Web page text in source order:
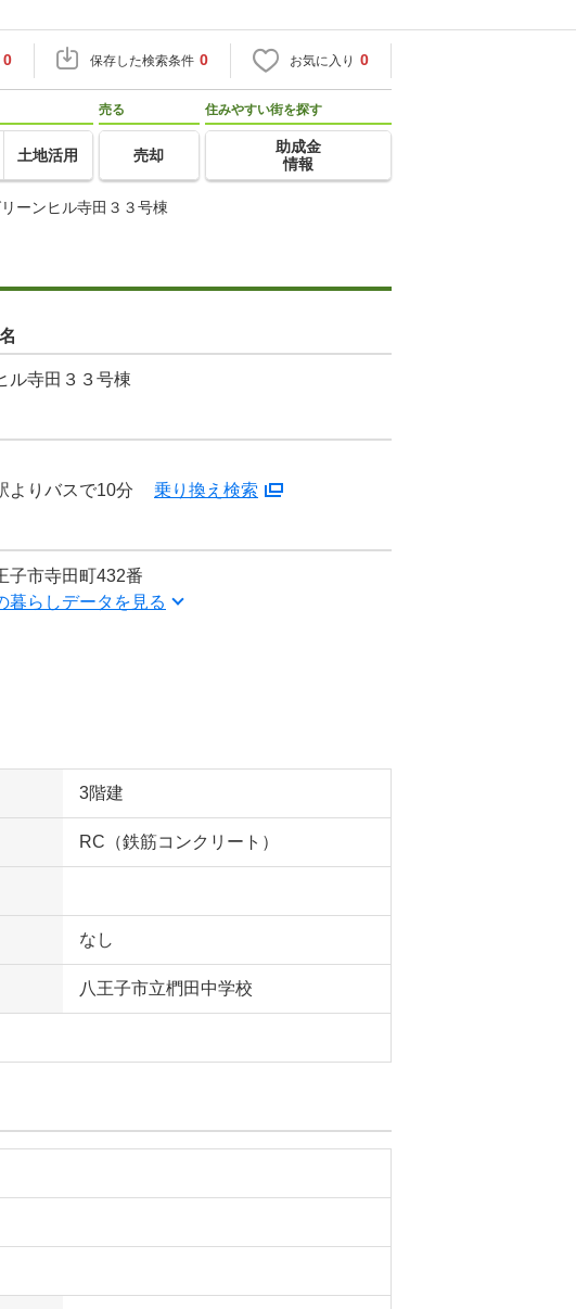
0 保存した検索条件 0 お気に入り 0
土地活用
売る
売却
住みやすい街を探す
助成金
情報
ーンヒル寺田３３号棟
ル寺田３３号棟
よりバスで10分 乗り換え検索
子市寺田町432番
暮らしデータを見る
3階建
RC（鉄筋コンクリート）
なし
八王子市立椚田中学校